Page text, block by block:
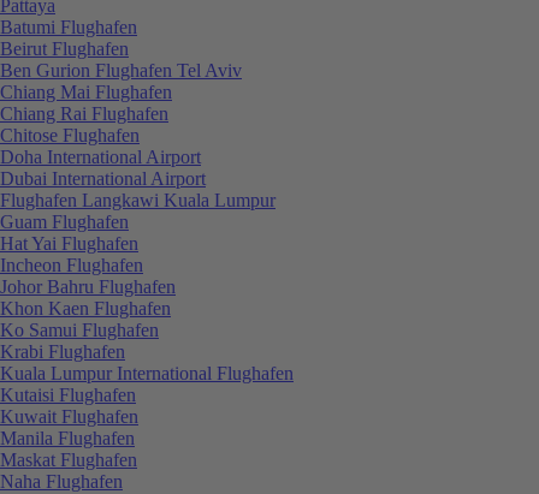
Pattaya
Batumi Flughafen
Beirut Flughafen
Ben Gurion Flughafen Tel Aviv
Chiang Mai Flughafen
Chiang Rai Flughafen
Chitose Flughafen
Doha International Airport
Dubai International Airport
Flughafen Langkawi Kuala Lumpur
Guam Flughafen
Hat Yai Flughafen
Incheon Flughafen
Johor Bahru Flughafen
Khon Kaen Flughafen
Ko Samui Flughafen
Krabi Flughafen
Kuala Lumpur International Flughafen
Kutaisi Flughafen
Kuwait Flughafen
Manila Flughafen
Maskat Flughafen
Naha Flughafen